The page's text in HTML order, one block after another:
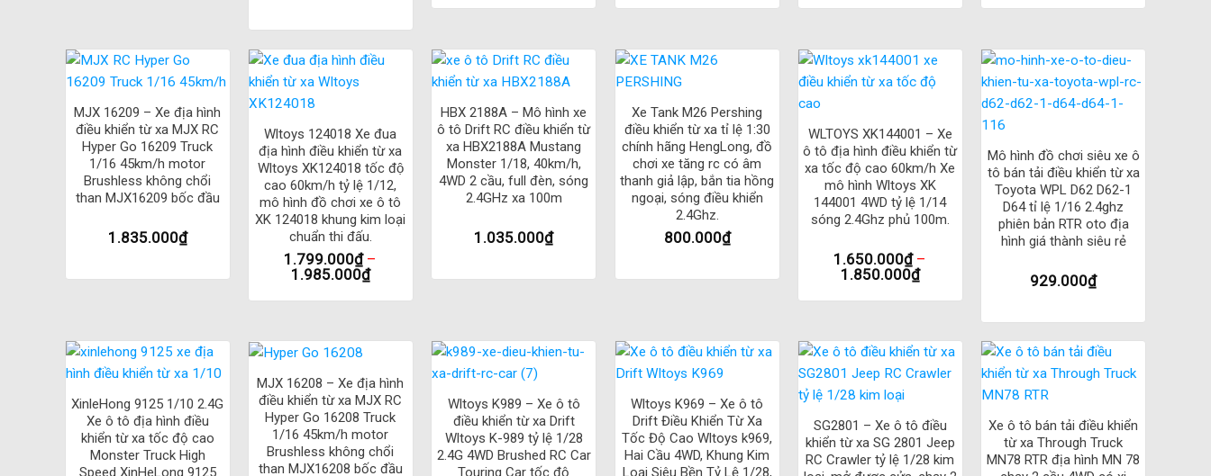
Land Rover Rock MN99SJeep D90 được trang bị nhông kim loại giúp xe hoạt động ổn định hơn, giảm thiểu tình trạng trục trặc khi chơi xe.
Điều tốc servo: Tính năng này giúp xe có thể điều chỉnh tốc độ di chuyển một cách chính xác và nhanh chóng.
Hệ thống đèn chiếu sáng đầy đủ: Với hệ thống đèn chiếu sáng đầy đủ, chiếc xe sẽ trông rất ấn tượng trong điều kiện ánh sáng yếu hoặc buổi tối.
Xe leo núi: Thiết kếxe MN99s
leo núi giúp chiếc xe có thể vượt qua các chướng ngại vật khó khăn, giúp người chơi khám phá những địa hình khắc nghiệt một cách dễ dàng.
Sóng 2.4Ghz phủ xa 100m: Sóng điều khiển 2.4Ghz phủ xa tới 100m giúp người chơi có thể điều khiển xe từ xa một cách linh hoạt và dễ dàng.
Bộ pin Lithium-ion dung lượng lớn:Land Rover Rock MN99S Jeep D90 được trang bị bộ pin Lithium-ion dung lượng lớn giúp chiếc xe hoạt động liên tục trong một khoảng thời
gian dài.
Tất cả những tính năng trên cộng với thiết kế đẹp mắt và chất lượng tốt đã khiếnLand Rover Rock MN99S Jeep D90
trở thành một trong những mẫu xe điều khiển từ xa tốt nhất và
Thông số kĩ thuật củaXe ô tô điều khiển từ xa Land Rover Rock MN99S Jeep D90
Xe ô tô điều khiển từ xa Land Rover Rock Jeep D90 MN99S nâng cấp của MN99 MN-99s nhông kim loại, điều tốc servo xi nhan
Thông số kĩ thuật
– Đi kèm theo là Pin Lion 7.4v 1200mAH & adapter sạc qua cổng USB tiện dụng
– Kích thước: 35*16.5*20.5cm
+
MJX 16209 – Xe địa hình
điều khiển từ xa MJX RC
Hyper Go 16209 Truck
1/16 45km/h motor
Brushless không chổi
than MJX16209 bốc đầu
1.835.000₫
+
Wltoys 124018 Xe đua
địa hình điều khiển từ xa
Wltoys XK124018 tốc độ
cao 60km/h tỷ lệ 1/12,
mô hình đồ chơi xe ô tô
XK 124018 khung kim loại
chuẩn thi đấu.
1.799.000₫–
1.985.000₫
+
HBX 2188A – Mô hình xe
ô tô Drift RC điều khiển từ
xa HBX2188A Mustang
Monster 1/18, 40km/h,
4WD 2 cầu, full đèn, sóng
2.4GHz xa 100m
1.035.000₫
+
Xe Tank M26 Pershing
điều khiển từ xa tỉ lệ 1:30
chính hãng HengLong, đồ
chơi xe tăng rc có âm
thanh giả lập, bắn tia hồng
ngoại, sóng điều khiển
2.4Ghz.
800.000₫
WLTOYS XK144001 – Xe
ô tô địa hình điều khiển từ
xa tốc độ cao 60km/h Xe
mô hình Wltoys XK
144001 4WD tỷ lệ 1/14
sóng 2.4Ghz phủ 100m.
1.650.000₫–
1.850.000₫
+
Mô hình đồ chơi siêu xe ô
tô bán tải điều khiển từ xa
Toyota WPL D62 D62-1
D64 tỉ lệ 1/16 2.4ghz
phiên bản RTR oto địa
hình giá thành siêu rẻ
929.000₫
XinleHong 9125 1/10 2.4G
Xe ô tô địa hình điều
khiển từ xa tốc độ cao
Monster Truck High
Speed XinHeLong 9125
+
MJX 16208 – Xe địa hình
điều khiển từ xa MJX RC
Hyper Go 16208 Truck
1/16 45km/h motor
Brushless không chổi
than MJX16208 bốc đầu
+
Wltoys K989 – Xe ô tô
điều khiển từ xa Drift
Wltoys K-989 tỷ lệ 1/28
2.4G 4WD Brushed RC Car
Touring Car tốc độ
+
Wltoys K969 – Xe ô tô
Drift Điều Khiển Từ Xa
Tốc Độ Cao Wltoys k969,
Hai Cầu 4WD, Khung Kim
Loại Siêu Bền Tỷ Lệ 1/28,
+
SG2801 – Xe ô tô điều
khiển từ xa SG 2801 Jeep
RC Crawler tỷ lệ 1/28 kim
+
Xe ô tô bán tải điều khiển
từ xa Through Truck
MN78 RTR địa hình MN 78